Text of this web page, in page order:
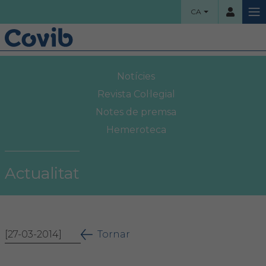
CA
HOME
Comissions assessores
Àrea col·legial
Notícies
Revista Col·legial
Notes de premsa
Hemeroteca
Actualitat
[27-03-2014] Tornar